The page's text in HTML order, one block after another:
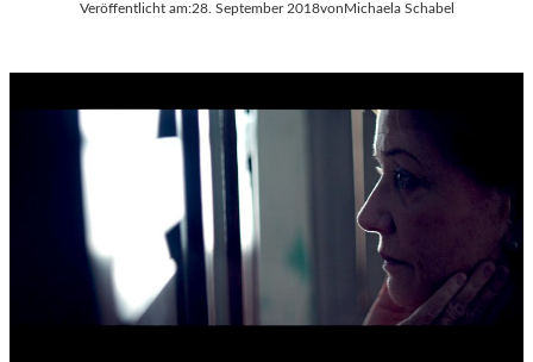
Veröffentlicht am:28. September 2018von Michaela Schabel